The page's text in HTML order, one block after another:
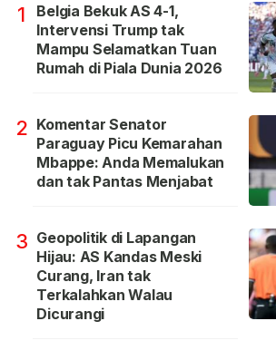
1
Belgia Bekuk AS 4-1,
Intervensi Trump tak
Mampu Selamatkan Tuan
Rumah di Piala Dunia 2026
2 Komentar Senator
Paraguay Picu Kemarahan
Mbappe: Anda Memalukan
dan tak Pantas Menjabat
3 Geopolitik di Lapangan
Hijau: AS Kandas Meski
Curang, Iran tak
Terkalahkan Walau
Dicurangi